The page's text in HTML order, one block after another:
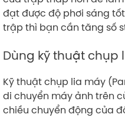
đạt được độ phơi sáng
trập thì bạn cần tăng số
Dùng kỹ thuật chụp
Kỹ thuật chụp lia máy
di chuyển máy ảnh trên
chiều chuyển động của